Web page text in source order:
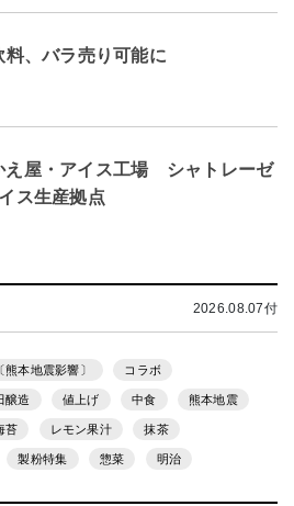
、バラ売り可能に
え屋・アイス工場 シャトレーゼ
ス生産拠点
2026.08.07付
〔熊本地震影響〕 コラボ
醸造 値上げ 中食 熊本地震
苔 レモン果汁 抹茶
製粉特集 惣菜 明治